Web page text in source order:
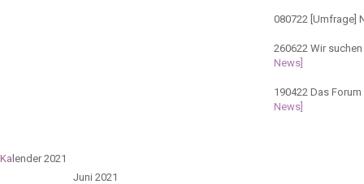
080722 [Umfrage]
260622 Wir
News]
190422 Das
News]
Ka lender 2021
Juni 2021